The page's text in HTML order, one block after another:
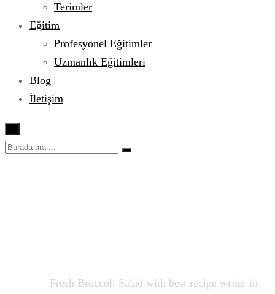
Terimler
Eğitim
Profesyonel Eğitimler
Uzmanlık Eğitimleri
Blog
İletişim
Fresh Broccoli Salad with best recipe writer in